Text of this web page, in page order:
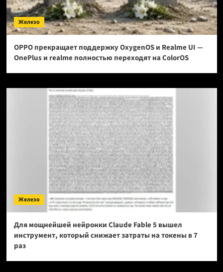
Железо
OPPO прекращает поддержку OxygenOS и Realme UI —
OnePlus и realme полностью переходят на ColorOS
Железо
Для мощнейшей нейронки Claude Fable 5 вышел
инструмент, который снижает затраты на токены в 7
раз